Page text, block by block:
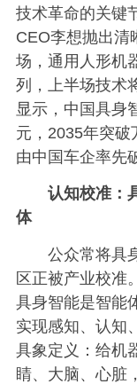
技术革命的关键
CEO李想抛出清
场，通用人形机
列，上半场技术
显示，中国具身
元，2035年突破
由中国车企率先
认知校准：
体
公众常将具
区正被产业校准
具身智能是智能
实现感知、认知
具象定义：给机
睛、大脑、心脏